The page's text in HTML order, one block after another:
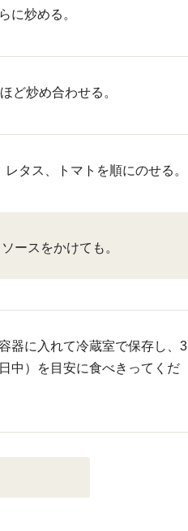
に炒める。
ど炒め合わせる。
タス、トマトを順にのせる。
ースをかけても。
器に入れて冷蔵室で保存し、3
中）を目安に食べきってくだ